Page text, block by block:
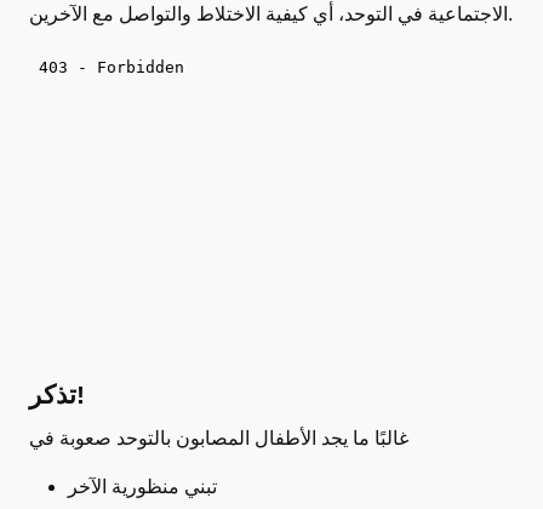
الاجتماعية في التوحد، أي كيفية الاختلاط والتواصل مع الآخرين.
تذكر!
غالبًا ما يجد الأطفال المصابون بالتوحد صعوبة في
تبني منظورية الآخر